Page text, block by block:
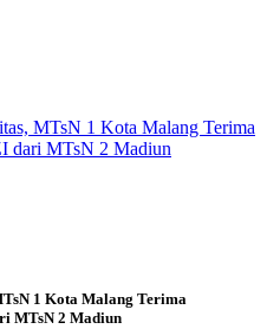
1 Kota Malang Terima
MTsN 2 Madiun